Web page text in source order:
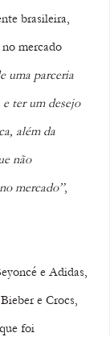
brasileira,
mercado
uma parceria
e ter um desejo
além da
não
mercado”,
e Adidas,
e Crocs,
foi